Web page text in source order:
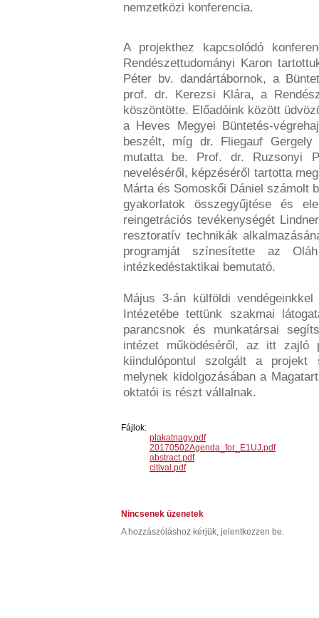
nemzetközi konferencia.
A projekthez kapcsolódó
Rendészettudományi Karon
Péter bv. dandártábornok, a
prof. dr. Kerezsi Klára, a
köszöntötte. Előadóink között
a Heves Megyei Büntetés-
beszélt, míg dr. Fliegauf Gergely
mutatta be. Prof. dr. Ruzsonyi
neveléséről, képzéséről tartotta
Márta és Somoskői Dániel számolt
gyakorlatok összegyűjtése és
reingetrációs tevékenységét
resztoratív technikák
programját színesítette az
intézkedéstaktikai bemutató.
Május 3-án külföldi
Intézetébe tettünk szakmai
parancsnok és munkatársai
intézet működéséről, az itt zajló
kiindulópontul szolgált a projekt
melynek kidolgozásában a
oktatói is részt vállalnak.
Fájlok:
plakatnagy.pdf
20170502Agenda_for_E1UJ.pdf
abstract.pdf
citival.pdf
Nincsenek üzenetek
A hozzászóláshoz kérjük, jelentkezzen be.